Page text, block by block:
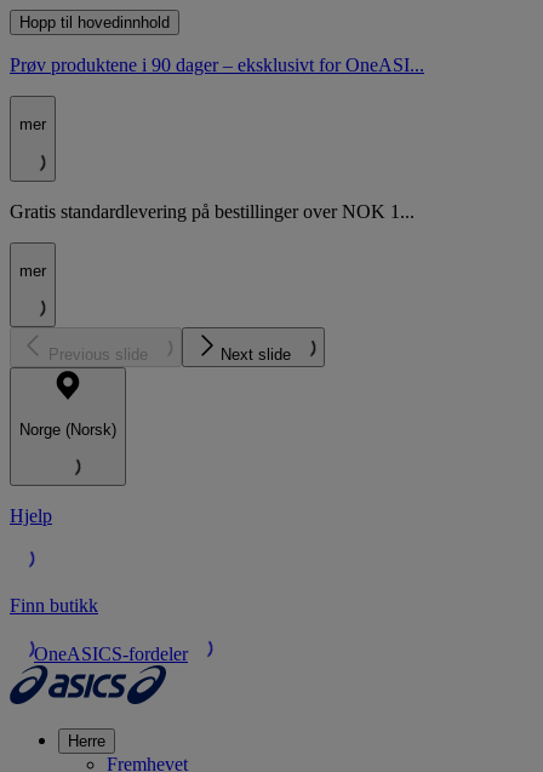
Hopp til hovedinnhold
Prøv produktene i 90 dager – eksklusivt for OneASI...
mer
Gratis standardlevering på bestillinger over NOK 1...
mer
Previous slide Next slide
Norge (Norsk)
Hjelp
Finn butikk
OneASICS-fordeler
Herre
Fremhevet